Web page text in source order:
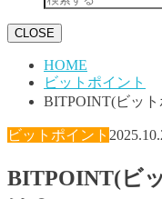
CLOSE
HOME
ビットポイント
BITPOINT(ビッ
ビットポイント
BITPOINT(ビ